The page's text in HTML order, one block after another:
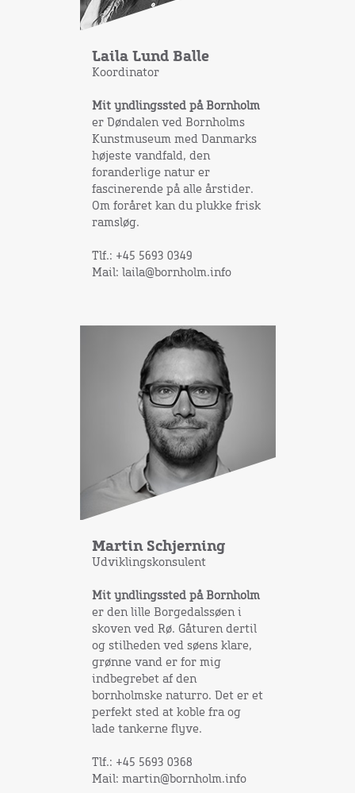
Laila Lund Balle
Koordinator
Mit yndlingssted på Bornholm
er Døndalen ved Bornholms
Kunstmuseum med Danmarks
højeste vandfald, den
foranderlige natur er
fascinerende på alle årstider.
Om foråret kan du plukke frisk
ramsløg.
Tlf.: +45 5693 0349
Mail: laila@bornholm.info
Martin Schjerning
Udviklingskonsulent
Mit yndlingssted på Bornholm
er den lille Borgedalssøen i
skoven ved Rø. Gåturen dertil
og stilheden ved søens klare,
grønne vand er for mig
indbegrebet af den
bornholmske naturro. Det er et
perfekt sted at koble fra og
lade tankerne flyve.
Tlf.: +45 5693 0368
Mail: martin@bornholm.info